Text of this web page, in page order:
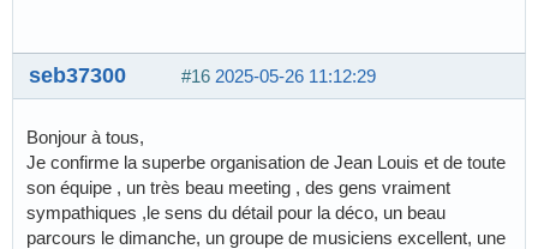
#16 2025-05-26 11:12:29
seb37300
Bonjour à tous,
Je confirme la superbe organisation de Jean Louis et de toute
son équipe , un très beau meeting , des gens vraiment
sympathiques ,le sens du détail pour la déco, un beau
parcours le dimanche, un groupe de musiciens excellent, une